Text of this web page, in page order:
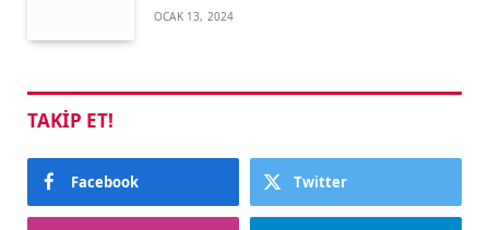
OCAK 13, 2024
TAKIP ET!
Facebook Twitter